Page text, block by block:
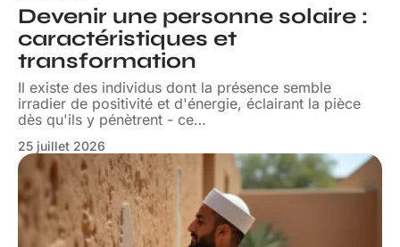
Devenir une personne solaire :
caractéristiques et
transformation
Il existe des individus dont la présence semble
irradier de positivité et d'énergie, éclairant la pièce
dès qu'ils y pénètrent - ce…
25 juillet 2026